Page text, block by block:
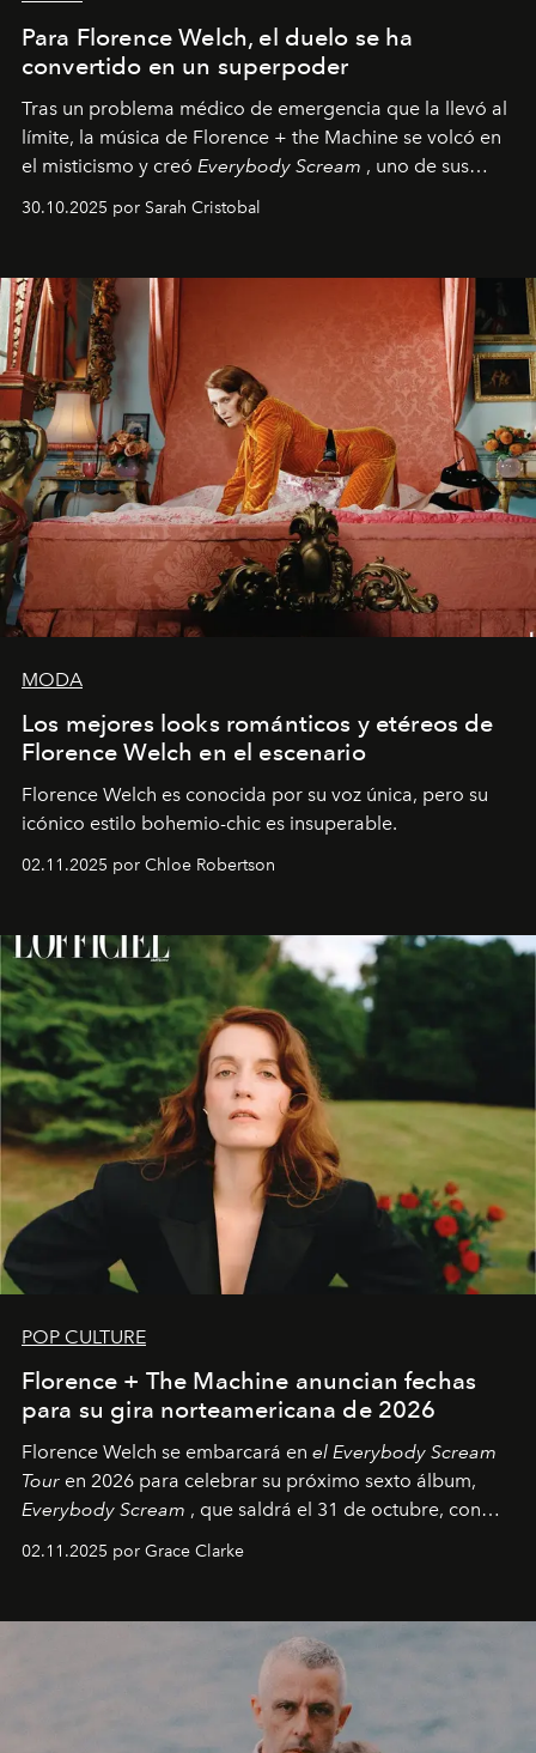
Para Florence Welch, el duelo se ha
convertido en un superpoder
Tras un problema médico de emergencia que la llevó al
límite, la música de Florence + the Machine se volcó en
el misticismo y creó Everybody Scream , uno de sus
álbumes más profundos hasta la fecha.
30.10.2025 por Sarah Cristobal
MODA
Los mejores looks románticos y etéreos de
Florence Welch en el escenario
Florence Welch es conocida por su voz única, pero su
icónico estilo bohemio-chic es insuperable.
02.11.2025 por Chloe Robertson
POP CULTURE
Florence + The Machine anuncian fechas
para su gira norteamericana de 2026
Florence Welch se embarcará en el Everybody Scream
Tour en 2026 para celebrar su próximo sexto álbum,
Everybody Scream , que saldrá el 31 de octubre, con
fechas en Norteamérica a partir de abril del próximo
02.11.2025 por Grace Clarke